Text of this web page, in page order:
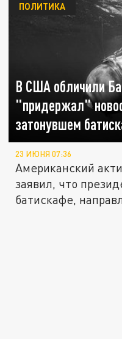
В США обличили
"придержал"
затонувшем
ПОЛИТИКА
23 ИЮНЯ 07:36
Американский
заявил, что
батискафе,